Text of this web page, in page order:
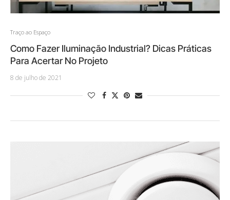
Traço ao Espaço
Como Fazer Iluminação Industrial? Dicas Práticas
Para Acertar No Projeto
8 de julho de 2021